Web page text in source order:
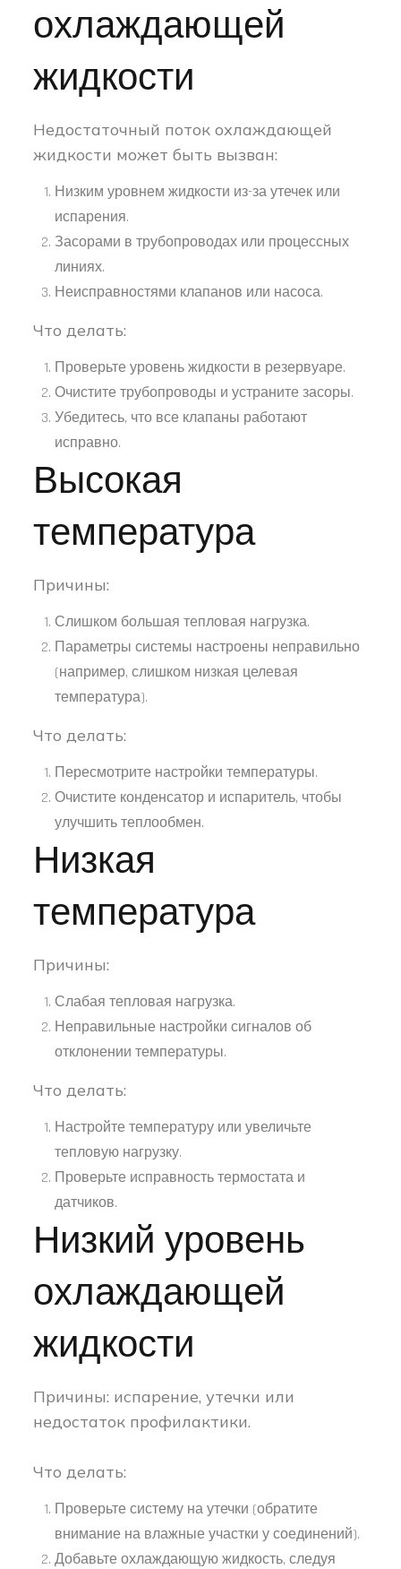
охлаждающей
жидкости
Недостаточный поток охлаждающей
жидкости может быть вызван:
Низким уровнем жидкости из-за утечек или
испарения.
Засорами в трубопроводах или процессных
линиях.
Неисправностями клапанов или насоса.
Что делать:
Проверьте уровень жидкости в резервуаре.
Очистите трубопроводы и устраните засоры.
Убедитесь, что все клапаны работают
исправно.
Высокая
температура
Причины:
Слишком большая тепловая нагрузка.
Параметры системы настроены неправильно
(например, слишком низкая целевая
температура).
Что делать:
Пересмотрите настройки температуры.
Очистите конденсатор и испаритель, чтобы
улучшить теплообмен.
Низкая
температура
Причины:
Слабая тепловая нагрузка.
Неправильные настройки сигналов об
отклонении температуры.
Что делать:
Настройте температуру или увеличьте
тепловую нагрузку.
Проверьте исправность термостата и
датчиков.
Низкий уровень
охлаждающей
жидкости
Причины: испарение, утечки или
недостаток профилактики.
Что делать:
Проверьте систему на утечки (обратите
внимание на влажные участки у соединений).
Добавьте охлаждающую жидкость, следуя